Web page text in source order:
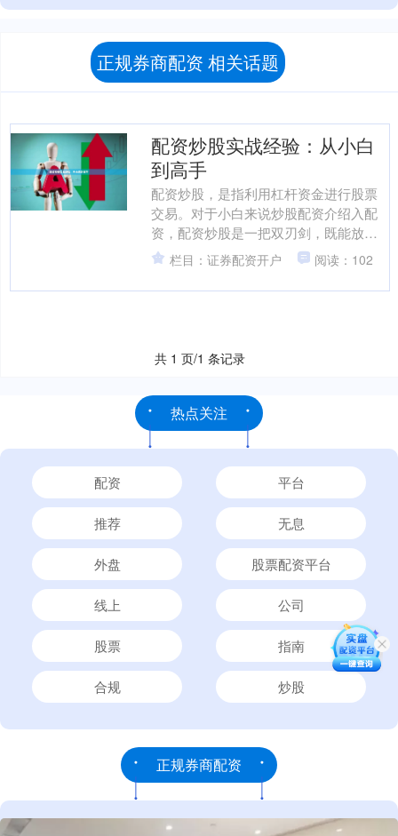
正规券商配资 相关话题
配资炒股实战经验：从小白
到高手
配资炒股，是指利用杠杆资金进行股票
交易。对于小白来说炒股配资介绍入配
资，配资炒股是一把双刃剑，既能放大
收益，也可能带来巨大风险。 **从小白
到高手的实战经验：*....
栏目：证券配资开户 阅读：102
共 1 页/1 条记录
热点关注
配资 平台
推荐 无息
外盘 股票配资平台
线上 公司
股票 指南
合规 炒股
正规券商配资